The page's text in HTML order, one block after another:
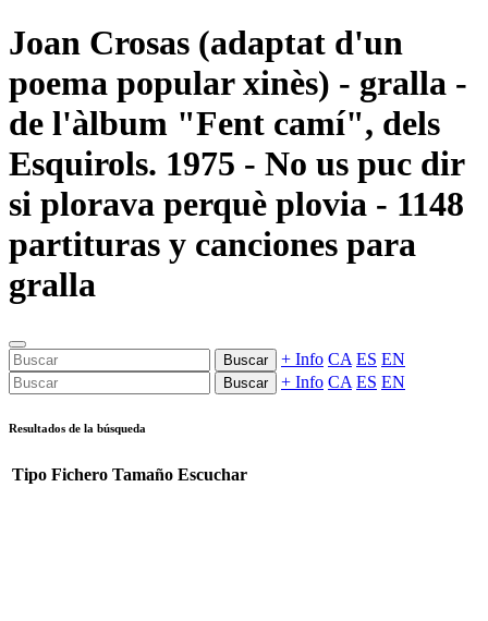
Joan Crosas (adaptat d'un
poema popular xinès) - gralla -
de l'àlbum "Fent camí", dels
Esquirols. 1975 - No us puc dir
si plorava perquè plovia - 1148
partituras y canciones para
gralla
Buscar + Info CA ES EN
Buscar + Info CA ES EN
Resultados de la búsqueda
Tipo Fichero Tamaño Escuchar